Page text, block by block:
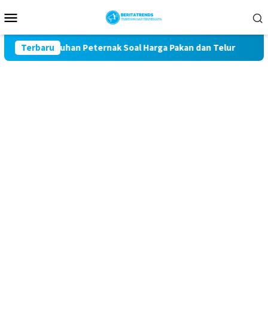
ke
Mobile
Terbaru
Keluhan Peternak Soal Harga Pakan dan Telur TAK